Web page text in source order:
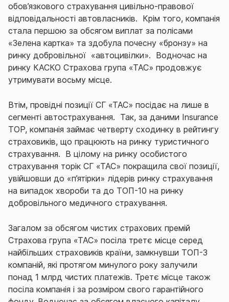
обов’язкового страхування цивільно-правової
відповідальності автовласників. Крім того, компанія
стала першою за обсягом виплат за полісами
«Зелена картка» та здобула почесну «бронзу» на
ринку добровільної «автоцивілки». Водночас на
ринку КАСКО Страхова група «ТАС» продовжує
утримувати восьму місце.
Втім, провідні позиції СГ «ТАС» посідає на лише в
сегменті автострахування. Так, за даними Insurance
TOP, компанія займає четверту сходинку в рейтингу
страховиків, що працюють на ринку туристичного
страхування. В цілому на ринку особистого
страхування торік СГ «ТАС» покращила свої позиції,
увійшовши до «п’ятірки» лідерів ринку страхування
на випадок хвороби та до ТОП-10 на ринку
добровільного медичного страхування.
Загалом за обсягом чистих страхових премій
Страхова група «ТАС» посіла третє місце серед
найбільших страховиків країни, замкнувши ТОП-3
компаній, які протягом минулого року залучили
понад 1 млрд чистих платежів. Третє місце також
посіла компанія і за розміром свого гарантійного